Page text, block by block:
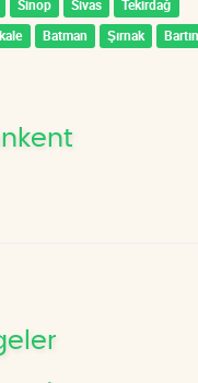
Sinop Sivas
Tekirdağ
Batman Şırnak
Bartın